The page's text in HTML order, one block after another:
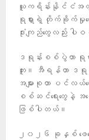
ယူကရိန်းနိုင်ငံအ
ရုရှားရဲ့ တိုက်ခိုက်မှုတွ
ဒုံးကျည်တွေလည်း ပါ
ဒရုန်းစစ်ပွဲဟာ ရုရှ
ဘူး။ အီရန်ဟာ ဒရု
အများစုဟာ ပင်လ
စစ်ဆင်ရေးတွေနဲ့
ဖြစ်ပါတယ်။
၂၀၂၆ ခုနှစ် ဖေဖ